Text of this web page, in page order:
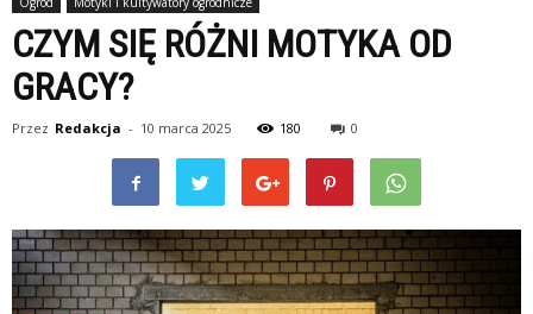
CZYM SIĘ RÓŻNI MOTYKA OD
GRACY?
Przez Redakcja - 10 marca 2025 180 0